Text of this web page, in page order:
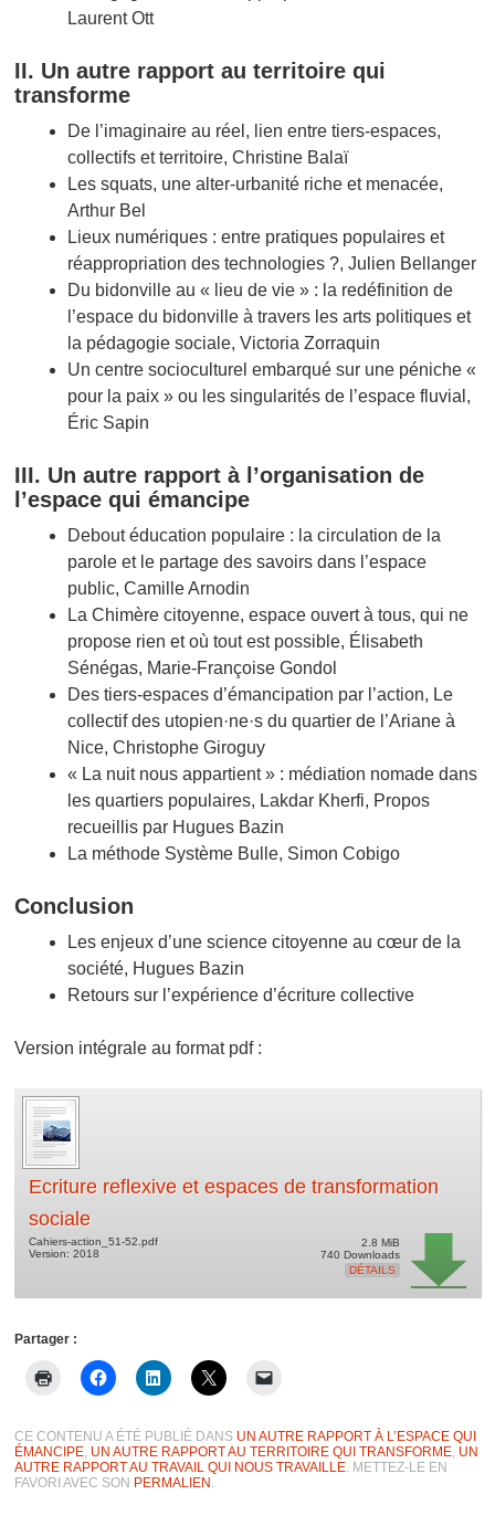
Laurent Ott
II. Un autre rapport au territoire qui
transforme
De l’imaginaire au réel, lien entre tiers-espaces,
collectifs et territoire, Christine Balaï
Les squats, une alter-urbanité riche et menacée,
Arthur Bel
Lieux numériques : entre pratiques populaires et
réappropriation des technologies ?, Julien Bellanger
Du bidonville au « lieu de vie » : la redéfinition de
l’espace du bidonville à travers les arts politiques et
la pédagogie sociale, Victoria Zorraquin
Un centre socioculturel embarqué sur une péniche «
pour la paix » ou les singularités de l’espace fluvial,
Éric Sapin
III. Un autre rapport à l’organisation de
l’espace qui émancipe
Debout éducation populaire : la circulation de la
parole et le partage des savoirs dans l’espace
public, Camille Arnodin
La Chimère citoyenne, espace ouvert à tous, qui ne
propose rien et où tout est possible, Élisabeth
Sénégas, Marie-Françoise Gondol
Des tiers-espaces d’émancipation par l’action, Le
collectif des utopien·ne·s du quartier de l’Ariane à
Nice, Christophe Giroguy
« La nuit nous appartient » : médiation nomade dans
les quartiers populaires, Lakdar Kherfi, Propos
recueillis par Hugues Bazin
La méthode Système Bulle, Simon Cobigo
Conclusion
Les enjeux d’une science citoyenne au cœur de la
société, Hugues Bazin
Retours sur l’expérience d’écriture collective
Version intégrale au format pdf :
Ecriture reflexive et espaces de transformation
sociale
Cahiers-action_51-52.pdf
Version: 2018
2.8 MiB
740 Downloads
DÉTAILS
Partager :
CE CONTENU A ÉTÉ PUBLIÉ DANS UN AUTRE RAPPORT À L’ESPACE QUI
ÉMANCIPE, UN AUTRE RAPPORT AU TERRITOIRE QUI TRANSFORME, UN
AUTRE RAPPORT AU TRAVAIL QUI NOUS TRAVAILLE. METTEZ-LE EN
FAVORI AVEC SON PERMALIEN.